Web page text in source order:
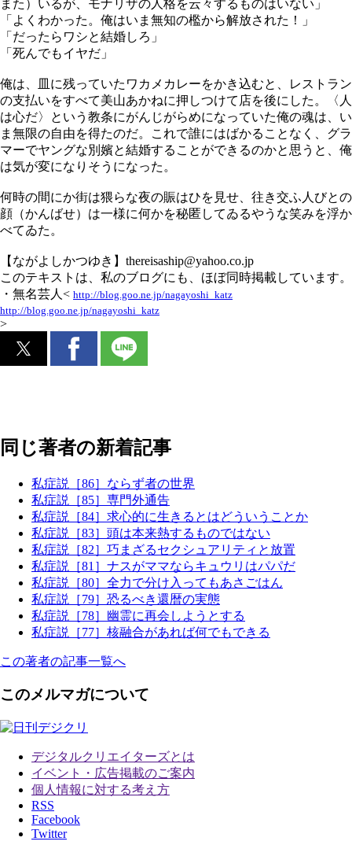
また）いるが、モナリザの人格を云々するものはいない」
「よくわかった。俺はいま無知の檻から解放された！」
「だったらワシと結婚しろ」
「死んでもイヤだ」
俺は、皿に残っていたワカメカレーをかき込むと、レストラン
の支払いをすべて美山あかねに押しつけて店を後にした。〈人
は心だ〉という教条にがんじがらめになっていた俺の魂は、い
ま無限の自由を得たのだ。これで誰にはばかることなく、グラ
マーでヤングな別嬪と結婚することができるのかと思うと、俺
は気が変になりそうになった。
何時の間にか街は猥らな夜の賑はひを見せ、往き交ふ人びとの
顔（かんばせ）は一様に何かを秘匿してゐるやうな笑みを浮か
べてゐた。
【ながよしかつゆき】thereisaship@yahoo.co.jp
このテキストは、私のブログにも、ほぼ同時掲載しています。
・無名芸人< http://blog.goo.ne.jp/nagayoshi_katz
http://blog.goo.ne.jp/nagayoshi_katz
>
同じ著者の新着記事
私症説［86］ならず者の世界
私症説［85］専門外通告
私症説［84］求心的に生きるとはどういうことか
私症説［83］頭は本来熱するものではない
私症説［82］巧まざるセクシュアリティと放置
私症説［81］ナスがママならキュウリはパパだ
私症説［80］全力で分け入ってもあさごはん
私症説［79］恐るべき還暦の実態
私症説［78］幽霊に再会しようとする
私症説［77］核融合があれば何でもできる
この著者の記事一覧へ
このメルマガについて
デジタルクリエイターズとは
イベント・広告掲載のご案内
個人情報に対する考え方
RSS
Facebook
Twitter